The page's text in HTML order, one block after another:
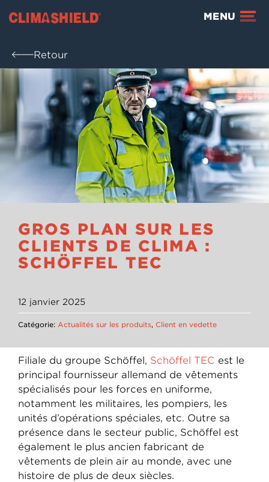
Climashield® MENU
Retour
GROS PLAN SUR LES
CLIENTS DE CLIMA :
SCHÖFFEL TEC
12 janvier 2025
Catégorie: Actualités sur les produits, Client en vedette
Filiale du groupe Schöffel, Schöffel TEC est le
principal fournisseur allemand de vêtements
spécialisés pour les forces en uniforme,
notamment les militaires, les pompiers, les
unités d’opérations spéciales, etc. Outre sa
présence dans le secteur public, Schöffel est
également le plus ancien fabricant de
vêtements de plein air au monde, avec une
histoire de plus de deux siècles.